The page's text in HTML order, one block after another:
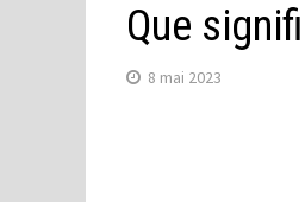
Que
8 mai 2023